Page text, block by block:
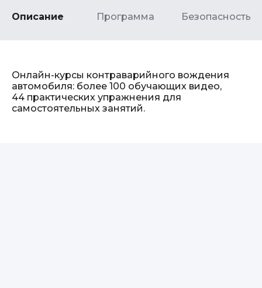
Описание Программа Безопасность
Онлайн-курсы контраварийного вождения
автомобиля: более 100 обучающих видео,
44 практических упражнения для
самостоятельных занятий.